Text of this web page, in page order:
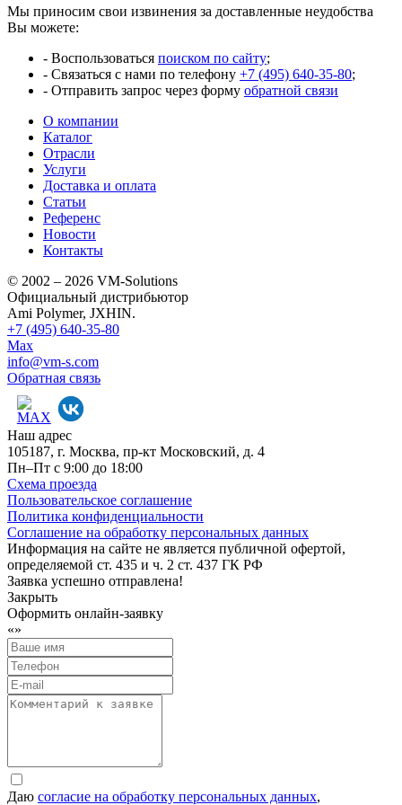
Мы приносим свои извинения за доставленные неудобства
Вы можете:
- Воспользоваться поиском по сайту;
- Связаться с нами по телефону +7 (495) 640-35-80;
- Отправить запрос через форму обратной связи
О компании
Каталог
Отрасли
Услуги
Доставка и оплата
Статьи
Референс
Новости
Контакты
© 2002 – 2026 VM-Solutions
Официальный дистрибьютор
Ami Polymer, JXHIN.
+7 (495) 640-35-80
Max
info@vm-s.com
Обратная связь
Наш адрес
105187, г. Москва, пр-кт Московский, д. 4
Пн–Пт с 9:00 до 18:00
Схема проезда
Пользовательское соглашение
Политика конфиденциальности
Соглашение на обработку персональных данных
Информация на сайте не является публичной офертой,
определяемой ст. 435 и ч. 2 ст. 437 ГК РФ
Заявка успешно отправлена!
Закрыть
Оформить онлайн-заявку
«»
Даю согласие на обработку персональных данных,